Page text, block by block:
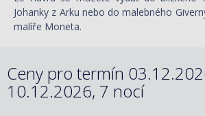
Johanky z Arku nebo do malebného
malíře Moneta.
Ceny pro termín
10.12.2026, 7 nocí